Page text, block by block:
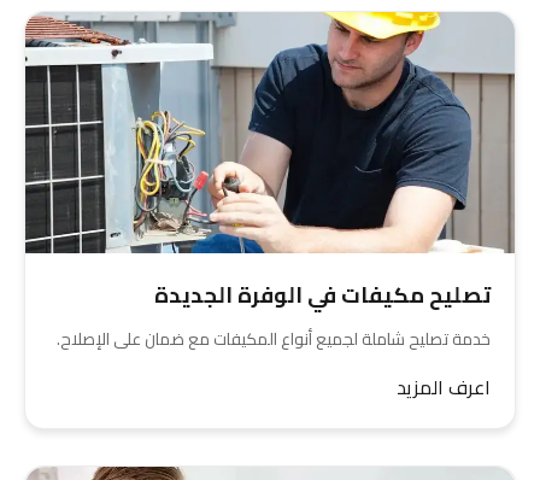
تصليح مكيفات في الوفرة الجديدة
خدمة تصليح شاملة لجميع أنواع المكيفات مع ضمان على الإصلاح.
اعرف المزيد